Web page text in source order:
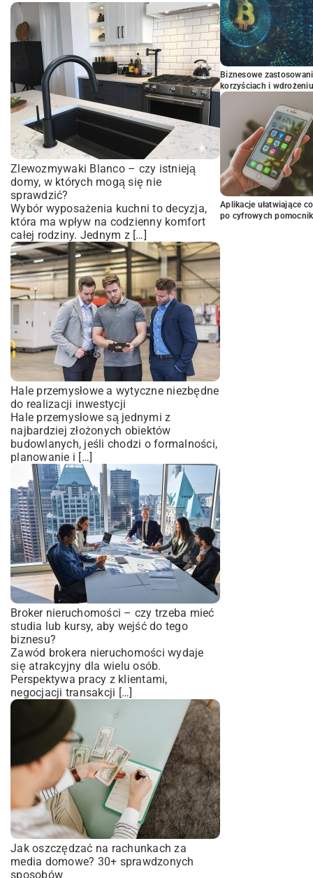
Zlewozmywaki Blanco – czy istnieją
domy, w których mogą się nie
sprawdzić?
Wybór wyposażenia kuchni to decyzja,
która ma wpływ na codzienny komfort
całej rodziny. Jednym z […]
Hale przemysłowe a wytyczne niezbędne
do realizacji inwestycji
Hale przemysłowe są jednymi z
najbardziej złożonych obiektów
budowlanych, jeśli chodzi o formalności,
planowanie i […]
Broker nieruchomości – czy trzeba mieć
studia lub kursy, aby wejść do tego
biznesu?
Zawód brokera nieruchomości wydaje
się atrakcyjny dla wielu osób.
Perspektywa pracy z klientami,
negocjacji transakcji […]
Jak oszczędzać na rachunkach za
media domowe? 30+ sprawdzonych
sposobów
Biznesowe
korzyściach i wdrożeniu
Aplikacje ułatwiające
po cyfrowych